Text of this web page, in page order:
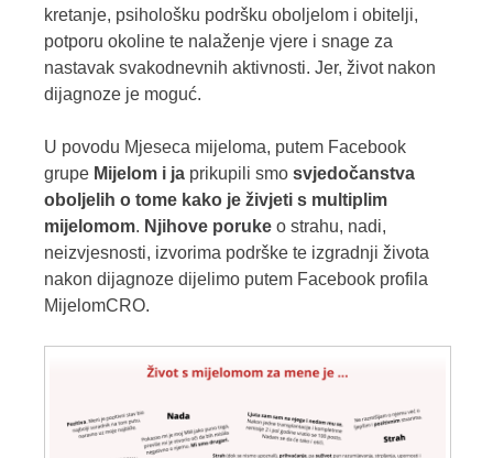
kretanje, psihološku podršku oboljelom i obitelji,
potporu okoline te nalaženje vjere i snage za
nastavak svakodnevnih aktivnosti. Jer, život nakon
dijagnoze je moguć.
U povodu Mjeseca mijeloma, putem Facebook
grupe Mijelom i ja prikupili smo svjedočanstva
oboljelih o tome kako je živjeti s multiplim
mijelomom. Njihove poruke o strahu, nadi,
neizvjesnosti, izvorima podrške te izgradnji života
nakon dijagnoze dijelimo putem Facebook profila
MijelomCRO.